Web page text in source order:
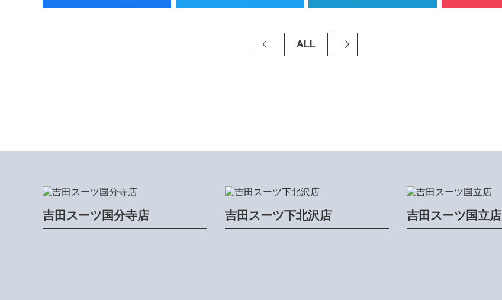
ALL
吉田スーツ国分寺店 吉田スーツ下北沢店 吉田スーツ国立店